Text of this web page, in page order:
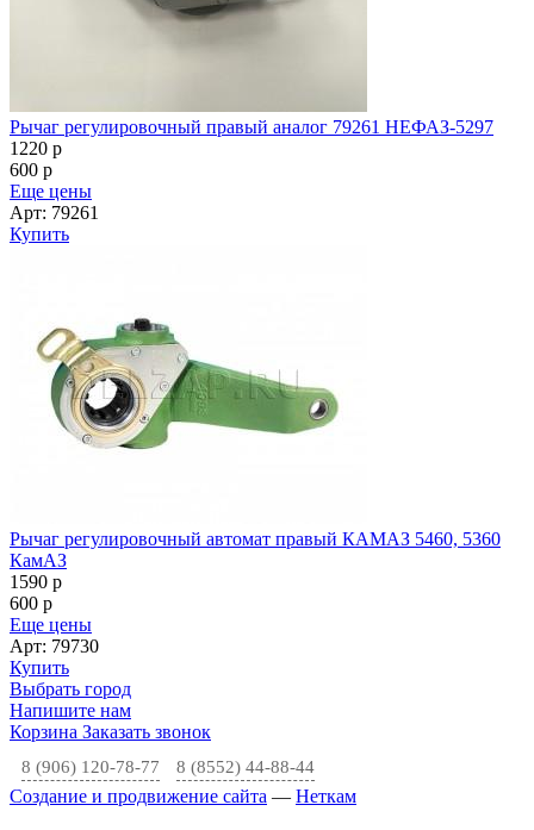
Рычаг регулировочный правый аналог 79261 НЕФАЗ-5297
1220 p
600 p
Еще цены
Арт: 79261
Купить
Рычаг регулировочный автомат правый КАМАЗ 5460, 5360
КамАЗ
1590 p
600 p
Еще цены
Арт: 79730
Купить
Выбрать город
Напишите нам
Корзина Заказать звонок
8 (906) 120-78-77 8 (8552) 44-88-44
Создание и продвижение сайта — Неткам